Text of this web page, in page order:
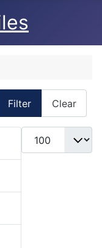
Filter Clear
Display #